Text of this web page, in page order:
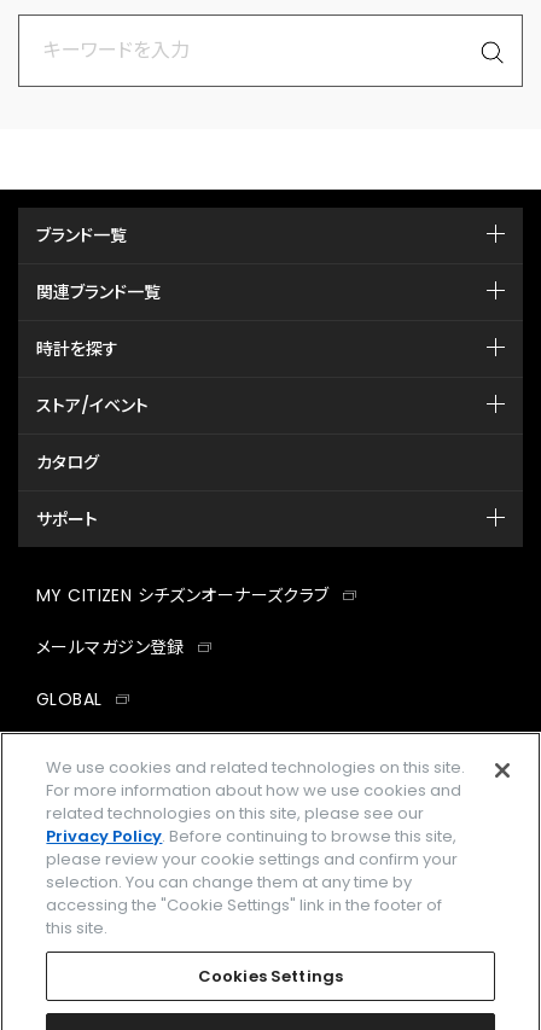
ブランド一覧
関連ブランド一覧
時計を探す
ストア/イベント
カタログ
サポート
MY CITIZEN シチズンオーナーズクラブ
メールマガジン登録
GLOBAL
facebookinstagramtwitter
企業情報 ご利用規約
プライバシーポリシー Cookies Settings
Amazon PayはAmazon.com, Inc.またはその関連会社の商標です。
We use cookies and related technologies on this site.
For more information about how we use cookies and
related technologies on this site, please see our
Privacy Policy. Before continuing to browse this site,
please review your cookie settings and confirm your
selection. You can change them at any time by
accessing the "Cookie Settings" link in the footer of
this site.
Cookies Settings